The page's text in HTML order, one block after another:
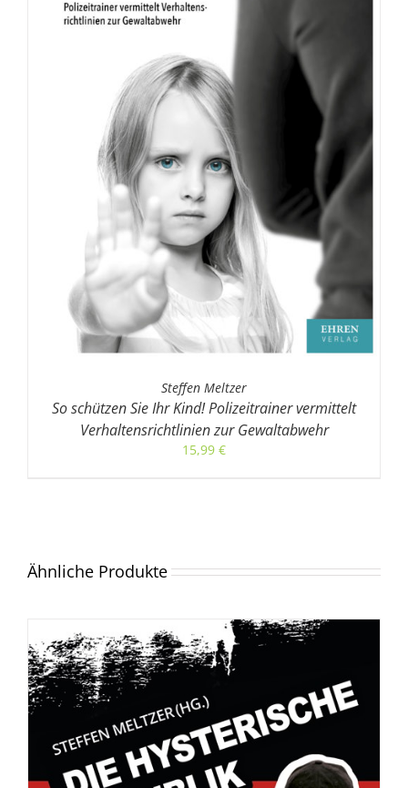
Steffen Meltzer
So schützen Sie Ihr Kind! Polizeitrainer vermittelt
Verhaltensrichtlinien zur Gewaltabwehr
15,99 €
Ähnliche Produkte